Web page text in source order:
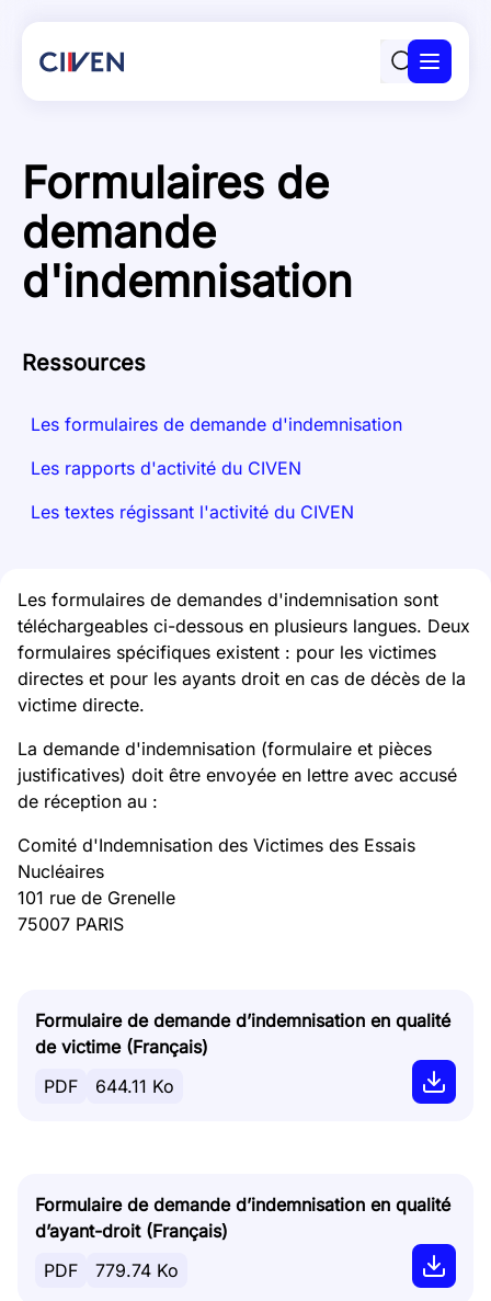
Formulaires de
demande
d'indemnisation
Ressources
Les formulaires de demande d'indemnisation
Les rapports d'activité du CIVEN
Les textes régissant l'activité du CIVEN
Les formulaires de demandes d'indemnisation sont
téléchargeables ci-dessous en plusieurs langues. Deux
formulaires spécifiques existent : pour les victimes
directes et pour les ayants droit en cas de décès de la
victime directe.
La demande d'indemnisation (formulaire et pièces
justificatives) doit être envoyée en lettre avec accusé
de réception au :
Comité d'Indemnisation des Victimes des Essais
Nucléaires
101 rue de Grenelle
75007 PARIS
Formulaire de demande d’indemnisation en qualité
de victime (Français)
PDF
644.11 Ko
Formulaire de demande d’indemnisation en qualité
d’ayant-droit (Français)
PDF
779.74 Ko